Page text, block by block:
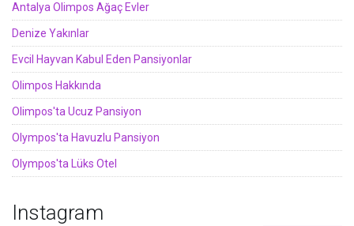
Antalya Olimpos Ağaç Evler
Denize Yakınlar
Evcil Hayvan Kabul Eden Pansiyonlar
Olimpos Hakkında
Olimpos'ta Ucuz Pansiyon
Olympos'ta Havuzlu Pansiyon
Olympos'ta Lüks Otel
Instagram